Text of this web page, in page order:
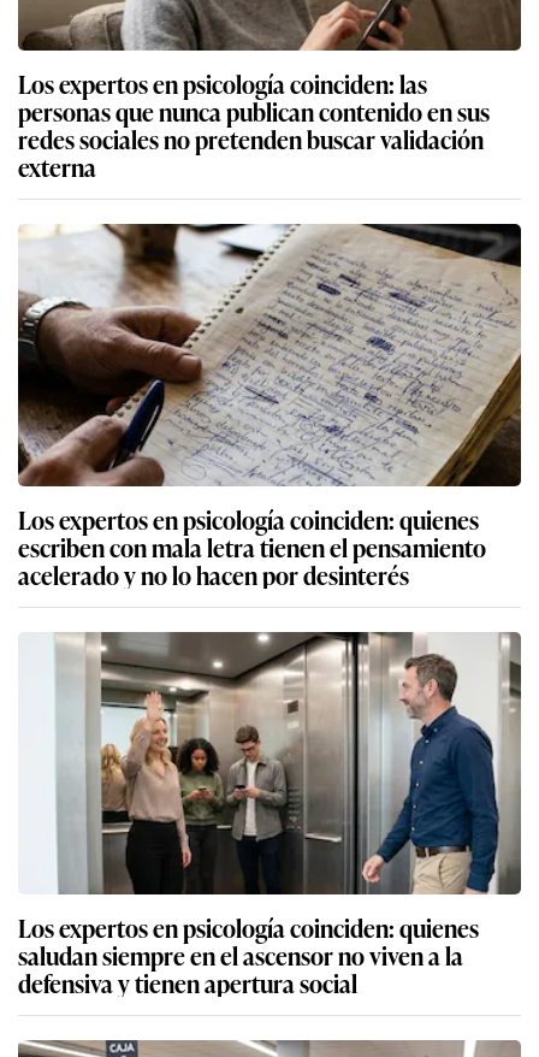
Los expertos en psicología coinciden: las
personas que nunca publican contenido en sus
redes sociales no pretenden buscar validación
externa
Los expertos en psicología coinciden: quienes
escriben con mala letra tienen el pensamiento
acelerado y no lo hacen por desinterés
Los expertos en psicología coinciden: quienes
saludan siempre en el ascensor no viven a la
defensiva y tienen apertura social